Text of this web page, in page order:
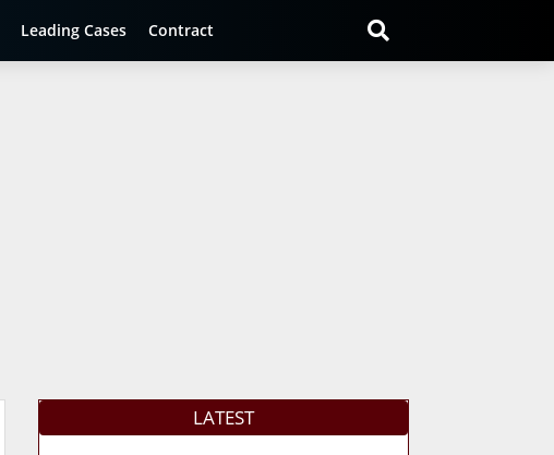
Leading Cases Contract
LATEST